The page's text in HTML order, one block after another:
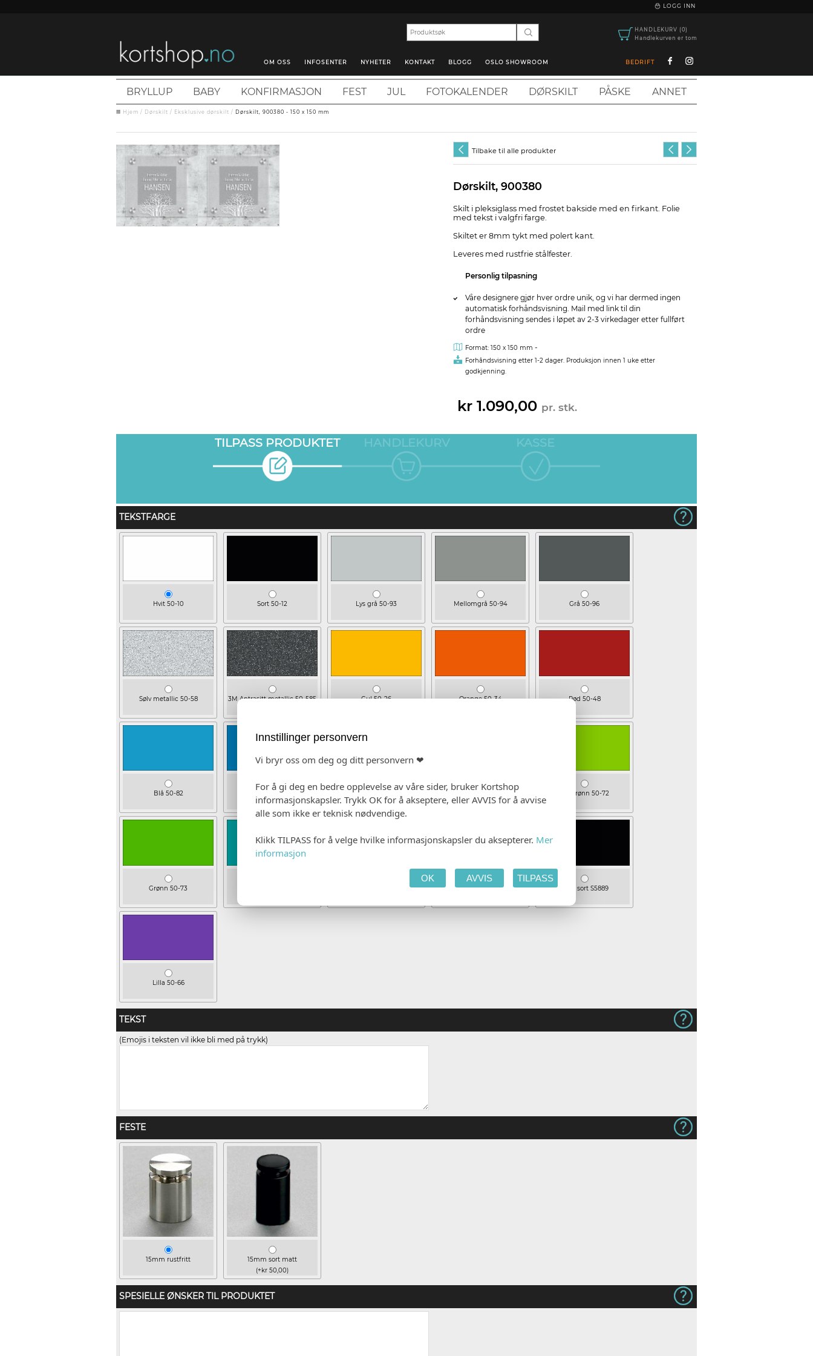
LOGG INN
HANDLEKURV (0)
Handlekurven er tom
OM OSS INFOSENTER NYHETER KONTAKT BLOGG OSLO SHOWROOM BEDRIFT
BRYLLUP BABY KONFIRMASJON FEST JUL FOTOKALENDER DØRSKILT PÅSKE ANNET
Hjem / Dørskilt / Eksklusive dørskilt / Dørskilt, 900380 - 150 x 150 mm
Tilbake til alle produkter
Dørskilt, 900380
Skilt i pleksiglass med frostet bakside med en firkant. Folie
med tekst i valgfri farge.
Skiltet er 8mm tykt med polert kant.
Leveres med rustfrie stålfester.
Personlig tilpasning
Våre designere gjør hver ordre unik, og vi har dermed ingen
automatisk forhåndsvisning. Mail med link til din
forhåndsvisning sendes i løpet av 2-3 virkedager etter fullført
ordre
Format: 150 x 150 mm -
Forhåndsvisning etter 1-2 dager. Produksjon innen 1 uke etter
godkjenning.
kr 1.090,00 pr. stk.
TILPASS PRODUKTET HANDLEKURV KASSE
TEKSTFARGE
Hvit 50-10 Sort 50-12 Lys grå 50-93 Mellomgrå 50-94 Grå 50-96
Sølv metallic 50-58 3M Antrasitt metallic 50-585 Gul 50-26 Orange 50-34 Rød 50-48
Blå 50-82 Mellomblå 50-834 Mørk Blå 50-88 Lys grønn 50-72
Grønn 50-73 Rosa 50-64 Matt sort S5889
Lilla 50-66
TEKST
(Emojis i teksten vil ikke bli med på trykk)
FESTE
15mm rustfritt
15mm sort matt
(+kr 50,00)
SPESIELLE ØNSKER TIL PRODUKTET
Innstillinger personvern
Vi bryr oss om deg og ditt personvern ❤
For å gi deg en bedre opplevelse av våre sider, bruker Kortshop
informasjonskapsler. Trykk OK for å akseptere, eller AVVIS for å avvise
alle som ikke er teknisk nødvendige.
Klikk TILPASS for å velge hvilke informasjonskapsler du aksepterer. Mer
informasjon
OK AVVIS TILPASS